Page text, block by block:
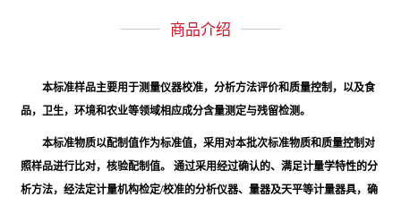
商品介绍
本标准样品主要用于测量仪器校准，分析方法评价和质量控制，以及食
品，卫生，环境和农业等领域相应成分含量测定与残留检测。
本标准物质以配制值作为标准值，采用对本批次标准物质和质量控制对
照样品进行比对，核验配制值。 通过采用经过确认的、满足计量学特性的分
析方法，经法定计量机构检定/校准的分析仪器、量器及天平等计量器具，确